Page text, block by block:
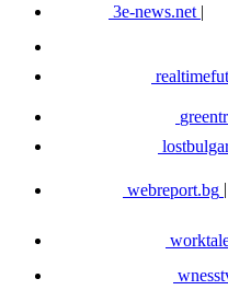
3e-news.net |
webreport.bg